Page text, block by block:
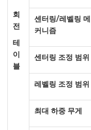
회
전
테
이
블
센터링/레벨링 메
커니즘
센터링 조정 범위
레벨링 조정 범위
최대 하중 무게